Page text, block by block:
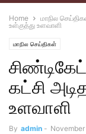
Home மாநில
உள்குத்து உளவாளி
மாநில செய்திகள்
கட்சி
உளவாளி
By admin -